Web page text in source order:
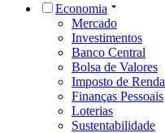
Economia
Mercado
Investimentos
Banco Central
Bolsa de Valores
Imposto de Renda
Finanças Pessoais
Loterias
Sustentabilidade